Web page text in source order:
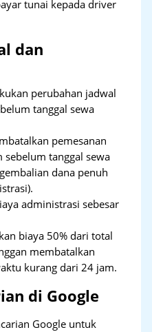
tunai kepada driver
dan
perubahan jadwal
tanggal sewa
pemesanan
tanggal sewa
dana penuh
administrasi sebesar
biaya 50% dari total
membatalkan
kurang dari 24 jam.
di Google
Google untuk